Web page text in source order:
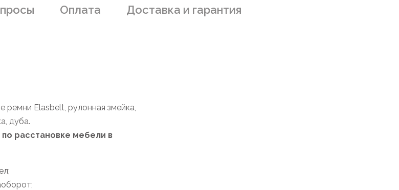
Оплата Доставка и гарантия
ремни Elasbelt, рулонная змейка,
дуба.
расстановке мебели в